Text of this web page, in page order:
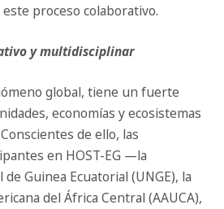
proceso colaborativo.
y multidisciplinar
global, tiene un fuerte
economías y ecosistemas
de ello, las
en HOST-EG —la
Guinea Ecuatorial (UNGE), la
del África Central (AAUCA),